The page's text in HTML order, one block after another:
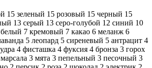
15 зеленый 15 розовый 15 черный 15
13 серый 13 серо-голубой 12 синий 10
белый 7 кремовый 7 какао 6 меланж 6
5 леопард 5 сиреневый 5 антрацит 4
4 фисташка 4 фуксия 4 бронза 3 горох
марсала 3 мята 3 пепельный 3 песочный 3